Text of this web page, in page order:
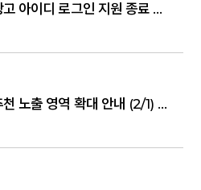
[네이버] 2/13(목) 검색광고 아이디 로그인 지원 종료 및 통합회원 전환 안내
[11번가] 포커스클릭 AI추천 노출 영역 확대 안내 (2/1)